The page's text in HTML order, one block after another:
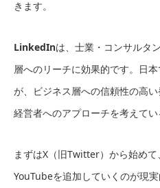
きます。
LinkedInは、士業・コンサルタ
層へのリーチに効果的です。日
が、ビジネス層への信頼性の高
経営者へのアプローチを考えてい
まずはX（旧Twitter）から始め
YouTubeを追加していくのが現実